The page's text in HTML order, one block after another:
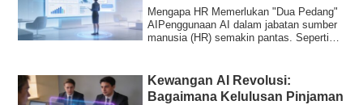
Mengapa HR Memerlukan "Dua Pedang"
AIPenggunaan AI dalam jabatan sumber
manusia (HR) semakin pantas. Seperti
Kewangan AI Revolusi:
Bagaimana Kelulusan Pinjaman